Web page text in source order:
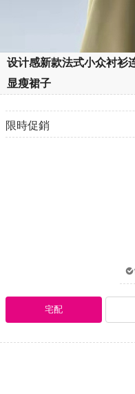
设计感新款法式小众衬衫
显瘦裙子
限時促銷
宅配